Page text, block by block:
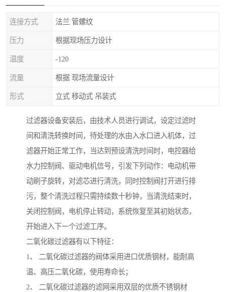
连接方式 法兰 管螺纹
压力 根据现场压力设计
温度 -120
流量 根据 现场流量设计
形式 立式 移动式 吊装式
过滤器设备安装后，由技术人员进行调试，设定过滤时
间和清洗转换时间，待处理的水由入水口进入机体，过
滤器开始正常工作，当达到预设清洗时间时，电控器给
水力控制阀、驱动电机信号，引发下列动作：电动机带
动刷子旋转，对滤芯进行清洗，同时控制阀打开进行排
污，整个清洗过程只需持续数十秒钟，当清洗结束时，
关闭控制阀，电机停止转动，系统恢复至其初始状态，
开始进入下一个过滤工序。
二氧化碳过滤器有以下特征：
1、 二氧化碳过滤器的阀体采用进口优质钢材，能耐高
温、高压二氧化碳，使用寿命长；
2、 二氧化碳过滤器的滤网采用双层的优质不锈钢材